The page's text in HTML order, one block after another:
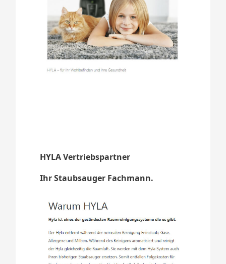
HYLA Vertriebspartner
Ihr Staubsauger Fachmann.